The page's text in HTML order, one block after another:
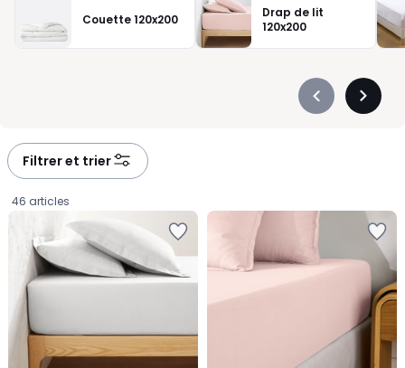
Couette 120x200
Drap de lit
120x200
Précédent
Filtrer et trier
46 articles